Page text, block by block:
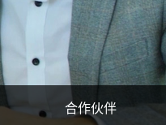
合作伙伴